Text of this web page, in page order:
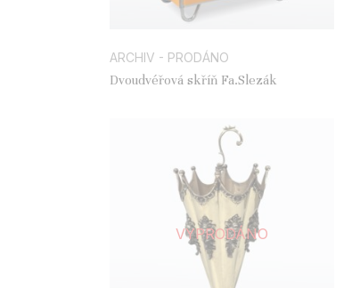
ARCHIV - PRODÁNO
Dvoudvéřová skříň Fa.Slezák
VYPRODÁNO